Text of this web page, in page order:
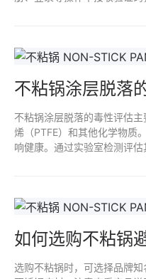
不粘锅涂层脱落
不粘锅涂层脱落的毒性评估
烯（PTFE）和其他化学物质
响健康。通过实验室检测评
如何选购不粘锅
选购不粘锅时，可选择品牌